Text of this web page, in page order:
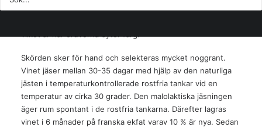
förutsättningar att mogna perfekt. Detta kallas även grön
Skörden sker för hand och selekteras mycket noggrant.
Vinet jäser mellan 30-35 dagar med hjälp av den naturliga
jästen i temperaturkontrollerade rostfria tankar vid en
temperatur av cirka 30 grader. Den malolaktiska jäsningen
äger rum spontant i de rostfria tankarna. Därefter lagras
vinet i 6 månader på franska ekfat varav 10 % är nya. Sedan